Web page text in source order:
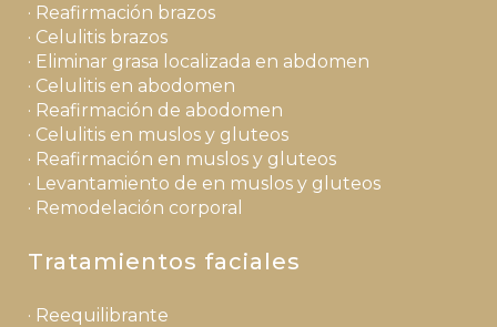
· Reafirmación brazos
· Celulitis brazos
· Eliminar grasa localizada en abdomen
· Celulitis en abodomen
· Reafirmación de abodomen
· Celulitis en muslos y gluteos
· Reafirmación en muslos y gluteos
· Levantamiento de en muslos y gluteos
· Remodelación corporal
Tratamientos faciales
· Reequilibrante